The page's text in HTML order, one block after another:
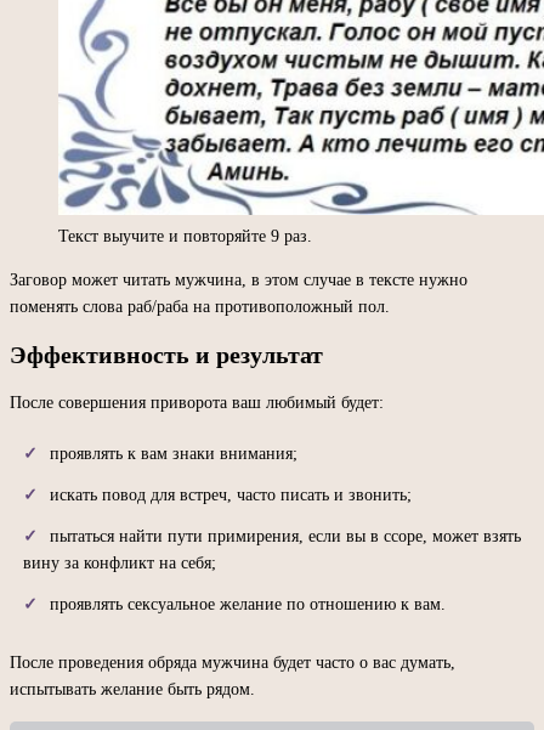
Текст выучите и повторяйте 9 раз.
Заговор может читать мужчина, в этом случае в тексте нужно
поменять слова раб/раба на противоположный пол.
Эффективность и результат
После совершения приворота ваш любимый будет:
проявлять к вам знаки внимания;
искать повод для встреч, часто писать и звонить;
пытаться найти пути примирения, если вы в ссоре, может взять
вину за конфликт на себя;
проявлять сексуальное желание по отношению к вам.
После проведения обряда мужчина будет часто о вас думать,
испытывать желание быть рядом.